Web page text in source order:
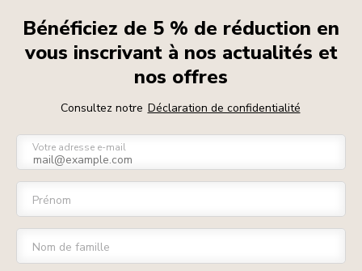
Bénéficiez de 5 % de réduction en
vous inscrivant à nos actualités et
nos offres
Consultez notre Déclaration de confidentialité
Votre adresse e-mail
Prénom
Nom de famille